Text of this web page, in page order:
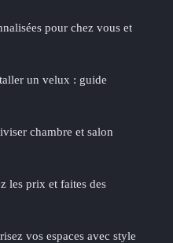
pour chez vous et
un velux : guide
chambre et salon
les prix et faites des
vos espaces avec style